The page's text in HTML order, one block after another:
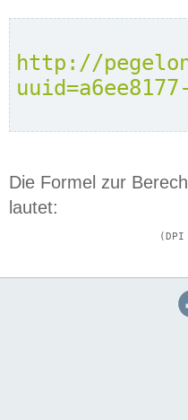
http://
Die Formel zur
lautet: